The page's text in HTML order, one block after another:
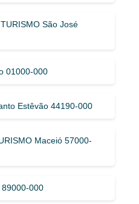
São José
01000-000
Estêvão 44190-000
Maceió 57000-
89000-000